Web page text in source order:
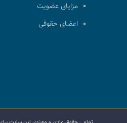
مزایای عضویت
اعضای حقوقی